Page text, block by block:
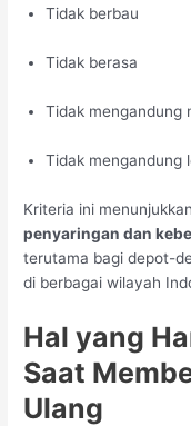
Tidak berbau
Tidak berasa
Tidak mengandung
Tidak mengandung
Kriteria ini
penyaringan dan
terutama bagi depot-
di berbagai wilayah
Hal yang
Saat
Ulang